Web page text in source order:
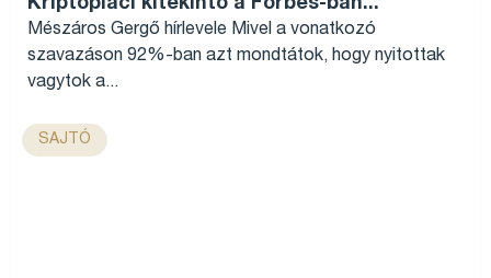
Kriptopiaci kitekintő a Forbes-ban...
Mészáros Gergő hírlevele Mivel a vonatkozó
szavazáson 92%-ban azt mondtátok, hogy nyitottak
vagytok a...
SAJTÓ